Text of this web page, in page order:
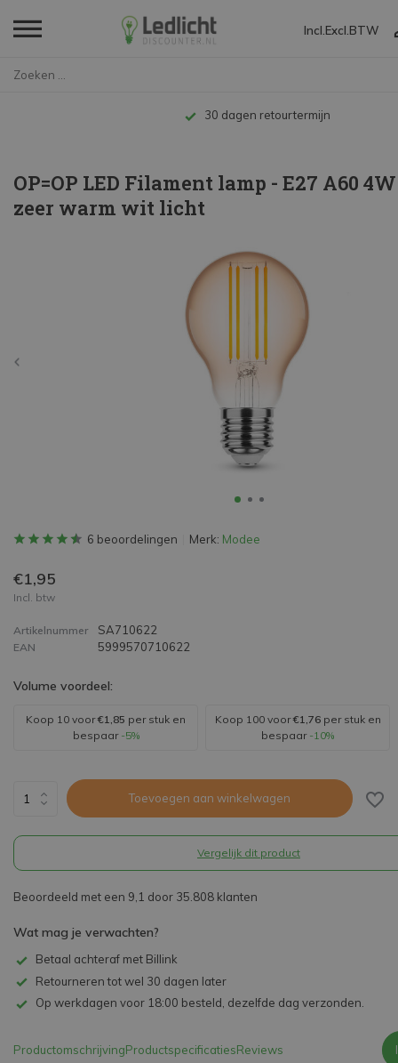
Incl. Excl. BTW
Tot 10 jaar garantie
OP=OP LED Filament lamp - E27 A60
zeer warm wit licht
6 beoordelingen Merk: Modee
€1,95
Incl. btw
Artikelnummer SA710622
EAN 5999570710622
Volume voordeel:
Koop 10 voor€1,85 per stuk en
bespaar -5%
Koop 100 voor€1,76per stuk en
bespaar -10%
Toevoegen aan winkelwagen
Vergelijk dit product
Beoordeeld met een 9,1 door 35.808 klanten
Wat mag je verwachten?
Betaal achteraf met Billink
Retourneren tot wel 30 dagen later
Op werkdagen voor 18:00 besteld, dezelfde dag verzonden.
ProductomschrijvingProductspecificatiesReviews